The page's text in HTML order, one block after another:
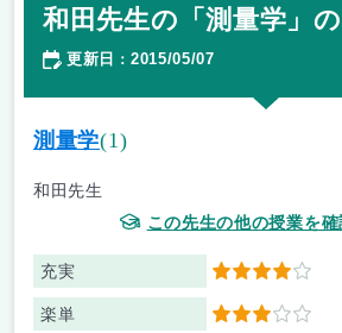
和田先生の「測量学」
更新日 ： 2015/05/07
測量学(1)
和田先生
この先生の他の授業を確
充実 4
楽単 3